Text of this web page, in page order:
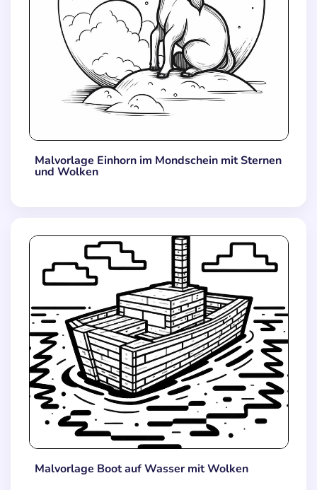
Malvorlage Einhorn im Mondschein mit Sternen
und Wolken
Malvorlage Boot auf Wasser mit Wolken